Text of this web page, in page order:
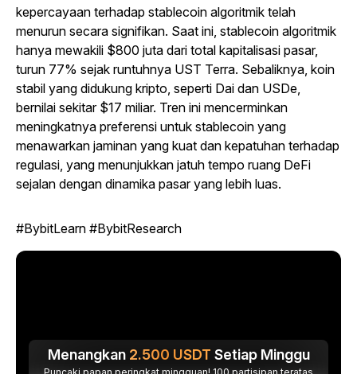
kepercayaan terhadap stablecoin algoritmik telah
menurun secara signifikan. Saat ini, stablecoin algoritmik
hanya mewakili $800 juta dari total kapitalisasi pasar,
turun 77% sejak runtuhnya UST Terra. Sebaliknya, koin
stabil yang didukung kripto, seperti Dai dan USDe,
bernilai sekitar $17 miliar. Tren ini mencerminkan
meningkatnya preferensi untuk stablecoin yang
menawarkan jaminan yang kuat dan kepatuhan terhadap
regulasi, yang menunjukkan jatuh tempo ruang DeFi
sejalan dengan dinamika pasar yang lebih luas.
#BybitLearn #BybitResearch
Menangkan 2.500 USDT Setiap Minggu